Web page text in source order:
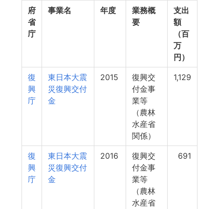
府
省
庁
事業名 年度
業務概
要
支出
額
（百
万
円）
復
興
庁
東日本大震
災復興交付
金
2015
復興交
付金事
業等
（農林
水産省
関係）
1,129
復
興
庁
東日本大震
災復興交付
金
2016
復興交
付金事
業等
（農林
水産省
691